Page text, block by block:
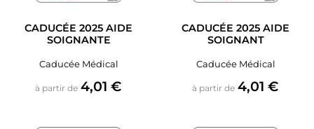
CADUCÉE 2025 AIDE
SOIGNANTE
Caducée Médical
à partir de Prix
4,01 €
CADUCÉE 2025 AIDE
SOIGNANT
Caducée Médical
à partir de Prix
4,01 €